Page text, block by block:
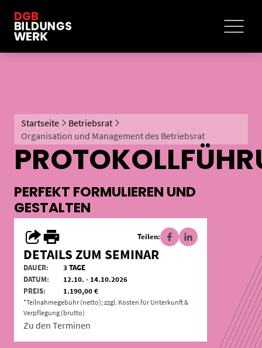
Startseite
Betriebsrat
Organisation und Management des Betriebsrat
PERFEKT FORMULIEREN UND
GESTALTEN
Teilen:
DETAILS ZUM SEMINAR
DAUER:
3 TAGE
DATUM:
12.10. - 14.10.2026
PREIS:
1.190,00 €
*Teilnahmegebühr (netto); zzgl. Kosten für Unterkunft &
Verpflegung (brutto)
Zu den Terminen